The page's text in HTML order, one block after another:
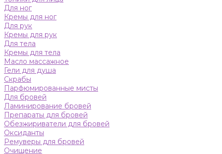
Для ног
Кремы для ног
Для рук
Кремы для рук
Для тела
Кремы для тела
Масло массажное
Гели для душа
Скрабы
Парфюмированные мисты
Для бровей
Ламинирование бровей
Препараты для бровей
Обезжириватели для бровей
Оксиданты
Ремуверы для бровей
Очищение